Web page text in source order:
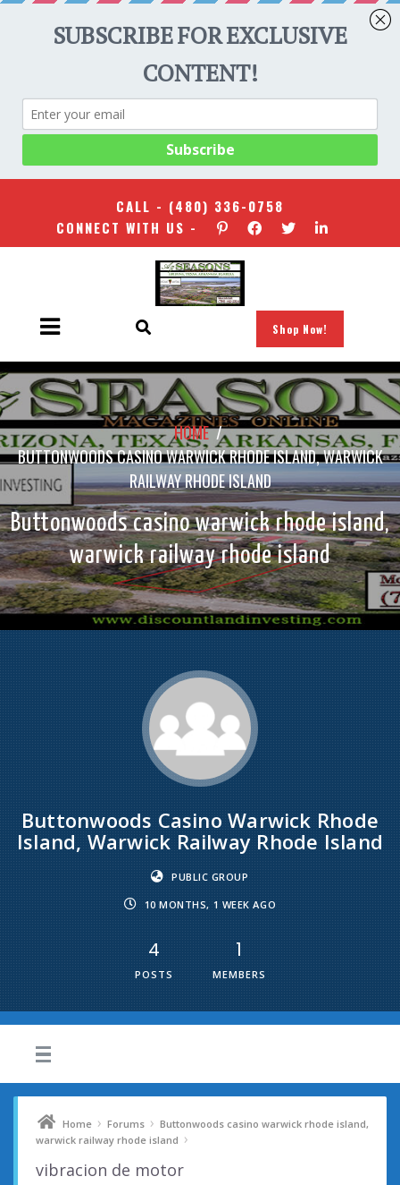
CALL - (480) 336-0758
CONNECT WITH US -
Shop Now!
HOME/
BUTTONWOODS CASINO WARWICK RHODE ISLAND, WARWICK
RAILWAY RHODE ISLAND
Buttonwoods casino warwick rhode island,
warwick railway rhode island
Buttonwoods Casino Warwick Rhode
Island, Warwick Railway Rhode Island
PUBLIC GROUP
10 MONTHS, 1 WEEK AGO
4
POSTS
1
MEMBERS
Home › Forums › Buttonwoods casino warwick rhode island,
warwick railway rhode island ›
vibracion de motor